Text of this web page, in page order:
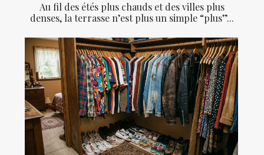
Au fil des étés plus chauds et des villes plus
denses, la terrasse n’est plus un simple “plus”...